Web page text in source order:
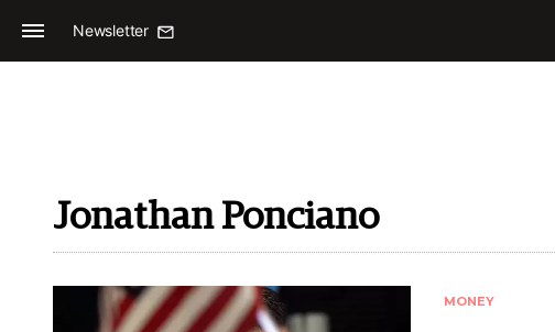
Newsletter
Jonathan Ponciano
MONEY